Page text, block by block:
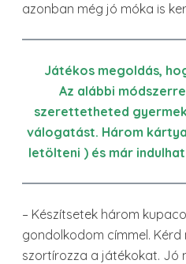
azonban még jó móka is
Játékos megoldás,
Az alábbi
szerettetheted
válogatást. Három
letölteni ) és már
– Készítsetek három
gondolkodom címmel.
szortírozza a játékokat. Jó